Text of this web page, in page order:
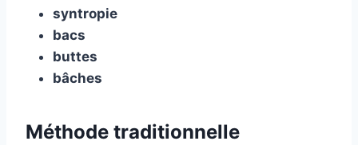
syntropie
bacs
buttes
bâches
Méthode traditionnelle